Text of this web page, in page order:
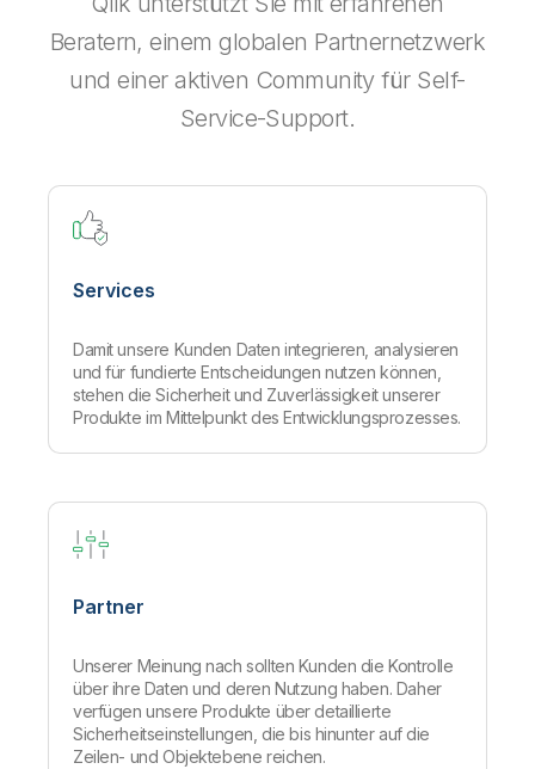
Beratern, einem globalen Partnernetzwerk
und einer aktiven Community für Self-
Service-Support.
Services
Damit unsere Kunden Daten integrieren, analysieren
und für fundierte Entscheidungen nutzen können,
stehen die Sicherheit und Zuverlässigkeit unserer
Produkte im Mittelpunkt des Entwicklungsprozesses.
Partner
Unserer Meinung nach sollten Kunden die Kontrolle
über ihre Daten und deren Nutzung haben. Daher
verfügen unsere Produkte über detaillierte
Sicherheitseinstellungen, die bis hinunter auf die
Zeilen- und Objektebene reichen.